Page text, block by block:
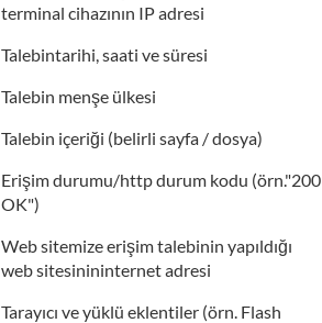
terminal cihazının IP adresi
Talebintarihi, saati ve süresi
Talebin menşe ülkesi
Talebin içeriği (belirli sayfa / dosya)
Erişim durumu/http durum kodu (örn."200
OK")
Web sitemize erişim talebinin yapıldığı
web sitesinininternet adresi
Tarayıcı ve yüklü eklentiler (örn. Flash